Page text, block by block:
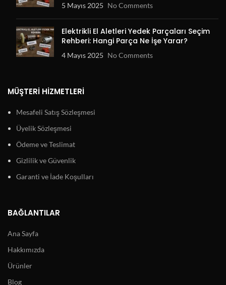
5 Mayıs 2025 No Comments
Elektrikli El Aletleri Yedek Parçaları Seçim
Rehberi: Hangi Parça Ne İşe Yarar?
4 Mayıs 2025 No Comments
MÜŞTERI HIZMETLERI
Mesafeli Satış Sözleşmesi
Üyelik Sözleşmesi
Ödeme ve Teslimat
Gizlilik ve Güvenlik
Garanti ve İade Koşulları
BAĞLANTILAR
Ana Sayfa
Hakkımızda
Ürünler
Blog